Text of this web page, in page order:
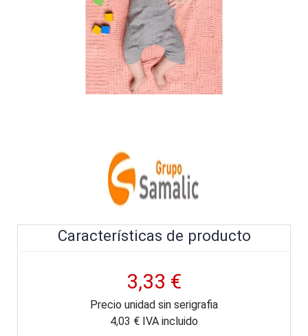
Características de producto
3,33 €
Precio unidad sin serigrafia
4,03 € IVA incluido